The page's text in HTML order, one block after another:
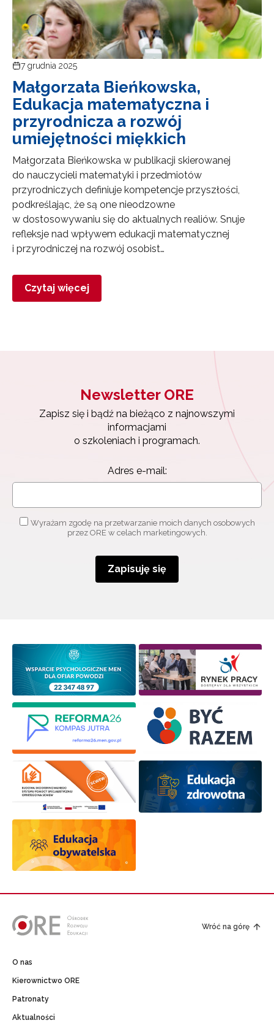
7 grudnia 2025
Małgorzata Bieńkowska,
Edukacja matematyczna i
przyrodnicza a rozwój
umiejętności miękkich
Małgorzata Bieńkowska w publikacji skierowanej
do nauczycieli matematyki i przedmiotów
przyrodniczych definiuje kompetencje przyszłości,
podkreślając, że są one nieodzowne
w dostosowywaniu się do aktualnych realiów. Snuje
refleksje nad wpływem edukacji matematycznej
i przyrodniczej na rozwój osobist…
Czytaj więcej
Newsletter ORE
Zapisz się i bądź na bieżąco z najnowszymi
informacjami
o szkoleniach i programach.
Adres e-mail:
Wyrażam zgodę na przetwarzanie moich danych osobowych
przez ORE w celach marketingowych.
Zapisuję się
Wróć na górę
O nas
Kierownictwo ORE
Patronaty
Aktualności